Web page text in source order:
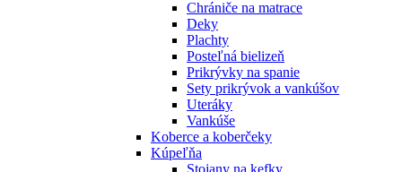
Chrániče na matrace
Deky
Plachty
Posteľná bielizeň
Prikrývky na spanie
Sety prikrývok a vankúšov
Uteráky
Vankúše
Koberce a koberčeky
Kúpeľňa
Stojany na kefky